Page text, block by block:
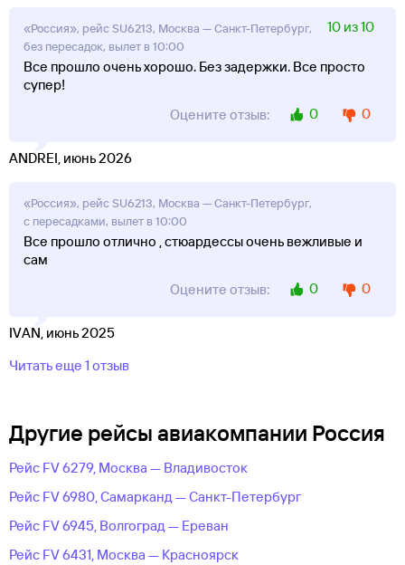
«Россия», рейс SU6213, Москва — Санкт-Петербург,
без пересадок, вылет в 10:00
10 из 10
Все прошло очень хорошо. Без задержки. Все просто
супер!
Оцените отзыв:
0 0
ANDREI, июнь 2026
«Россия», рейс SU6213, Москва — Санкт-Петербург,
с пересадками, вылет в 10:00
Все прошло отлично , стюардессы очень вежливые и
сам
Оцените отзыв:
0 0
IVAN, июнь 2025
Читать еще 1 отзыв
Другие рейсы авиакомпании Россия
Рейс FV 6279, Москва — Владивосток
Рейс FV 6980, Самарканд — Санкт-Петербург
Рейс FV 6945, Волгоград — Ереван
Рейс FV 6431, Москва — Красноярск